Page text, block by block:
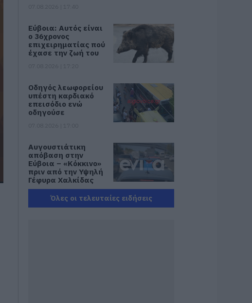
Εύβοια: Αυτός είναι
ο 36χρονος
επιχειρηματίας πού
έχασε την ζωή του
Οδηγός λεωφορείου
υπέστη καρδιακό
επεισόδιο ενώ
οδηγούσε
Αυγουστιάτικη
απόβαση στην
Εύβοια – «Κόκκινο»
πριν από την Υψηλή
Γέφυρα Χαλκίδας
07.08.2026 | 16:45
Όλες οι τελευταίες ειδήσεις